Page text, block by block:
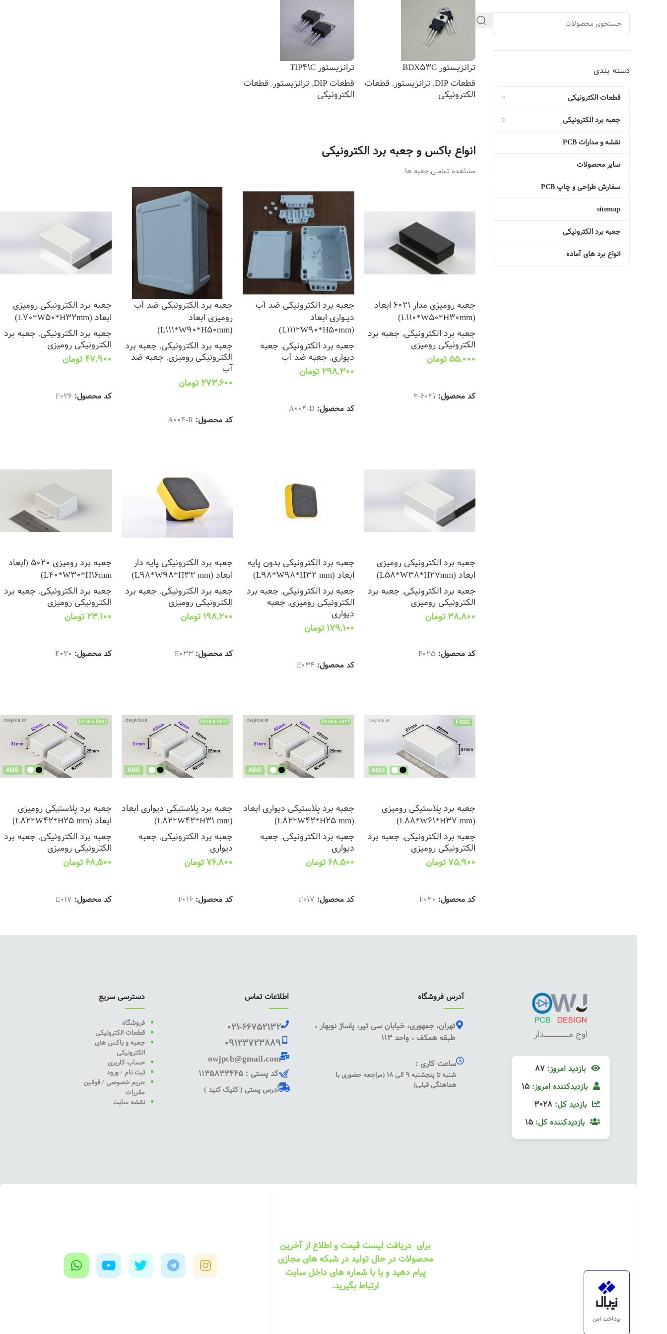
دسته بندی
قطعات الکترونیکی
جعبه برد الکترونیکی
نقشه و مدارات PCB
سایر محصولات
سفارش طراحی و چاپ PCB
sitemap
جعبه برد الکترونیکی
انواع برد های آماده
ترانزیستور BDX53C
قطعات DIP
, ترانزیستور, قطعات
الکترونیکی
ترانزیستور TIP41C
قطعات DIP
, ترانزیستور, قطعات
الکترونیکی
انواع باکس و جعبه برد الکترونیکی
مشاهده تمامــی جعبه ها
جعبه رومیزی مدار 6021 ابعاد
(L110*W50*H30mm)
جعبه برد الکترونیکی, جعبه برد
الکترونیکی رومیزی
55,000 تومان
کد محصول: 6021-2
جعبه برد الکترونیکی ضد آب
دیــواری ابعاد
(L111*W90*H50mm)
جعبه برد الکترونیکی, جعبه
دیواری, جعبه ضد آب
298,300 تومان
کد محصول:A004-D
جعبه برد الکترونیکی ضد آب
رومیزی ابعاد
(L111*W90*H50mm)
جعبه برد الکترونیکی, جعبه برد
الکترونیکی رومیزی, جعبه ضد
آب
273,600 تومان
کد محصول: A004-R
جعبه برد الکترونیکی رومیزی
ابعاد (L70*W50*H32mm)
جعبه برد الکترونیکی, جعبه برد
الکترونیکی رومیزی
47,900 تومان
کد محصول:F026
جعبه برد الکترونیکی رومیزی
ابعاد (L58*W38*H27mm)
جعبه برد الکترونیکی, جعبه برد
الکترونیکی رومیزی
38,800 تومان
کد محصول: F025
جعبه برد الکترونیکی بدون پایه
ابعاد (L98*W98*H32 mm)
جعبه برد الکترونیکی, جعبه برد
الکترونیکی رومیزی, جعبه
دیواری
179,100 تومان
کد محصول: E034
جعبه برد الکترونیکی پایه دار
ابعاد (L98*W98*H32 mm)
جعبه برد الکترونیکی, جعبه برد
الکترونیکی رومیزی
198,200 تومان
کد محصول: E033
جعبه برد رومیزی 5020 (ابعاد
L40*W30*H16mm)
جعبه برد الکترونیکی, جعبه برد
الکترونیکی رومیزی
23,100 تومان
کد محصول: E020
جعبه برد پلاستیکی رومیزی
(L88*W61*H37 mm)
جعبه برد الکترونیکی, جعبه برد
الکترونیکی رومیزی
75,900 تومان
کد محصول: F020
جعبه برد پلاستیکی دیواری ابعاد
(L82*W42*H25 mm)
جعبه برد الکترونیکی, جعبه
دیواری
68,500 تومان
کد محصول: F017
جعبه برد پلاستیکی دیواری ابعاد
(L82*W42*H31 mm)
جعبه برد الکترونیکی, جعبه
دیواری
76,800 تومان
کد محصول: F016
جعبه برد پلاستیکی رومیزی
ابعاد (L82*W42*H25 mm)
جعبه برد الکترونیکی, جعبه برد
الکترونیکی رومیزی
68,500 تومان
کد محصول: E017
اوج مـــــــــــــــــــــــــدار
بازدید امروز: 87
بازدیدکننده امروز: 15
بازدید کل: 3028
بازدیدکننده کل: 15
آدرس فروشگاه
تهران، جمهوری، خیابان سی تیر، پاساژ نوبهار ،
طبقه همکف ، واحد 113
ساعت کاری :
شنبه تا پنجشنبه 9 الی 18 (مراجعه حضوری با
هماهنگی قبلی)
اطلاعات تماس
021-66752132
09123723889
owjpcb@gmail.com
کد پستی : 1135833445
آدرس پستی ( کلیک کنید )
دسترسی سریع
فروشگاه
قطعات الکترونیکی
جعبه و باکس های
الکترونیکی
حساب کاربری
ثبت نام / ورود
حریم خصوصی / قوانین
مقررات
نقشه سایت
برای دریافت لیست قیمت و اطلاع از آخرین
محصولات در حال تولید در شبکه های مجازی
پیام دهید و یا با شماره های داخل سایت
ارتباط بگیرید.